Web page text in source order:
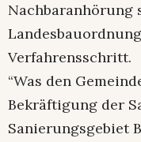
Nachbaranhörung
Verfahrensschritt.
“Was den
Bekräftigung der
Sanierungsgebiet